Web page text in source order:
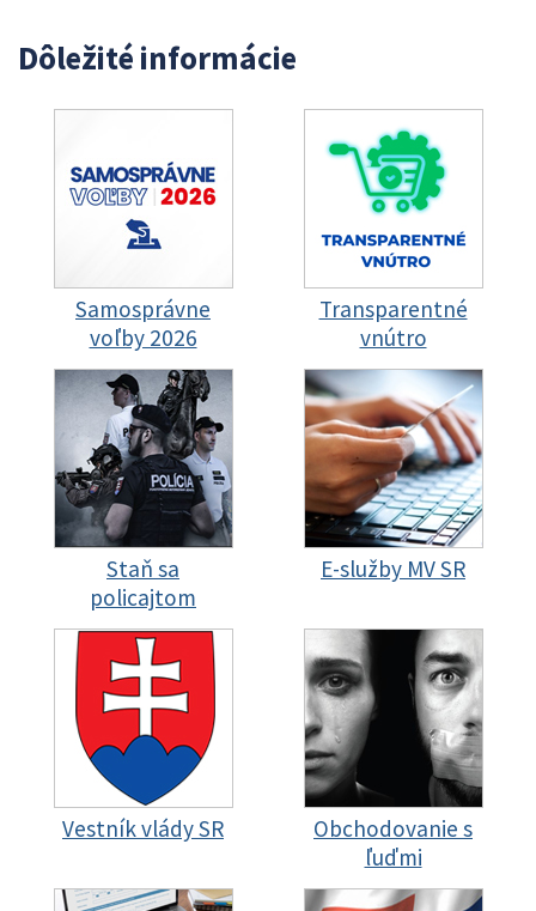
Dôležité informácie
Samosprávne
voľby 2026
Transparentné
vnútro
Staň sa
policajtom
E-služby MV SR
Vestník vlády SR
Obchodovanie s
ľuďmi